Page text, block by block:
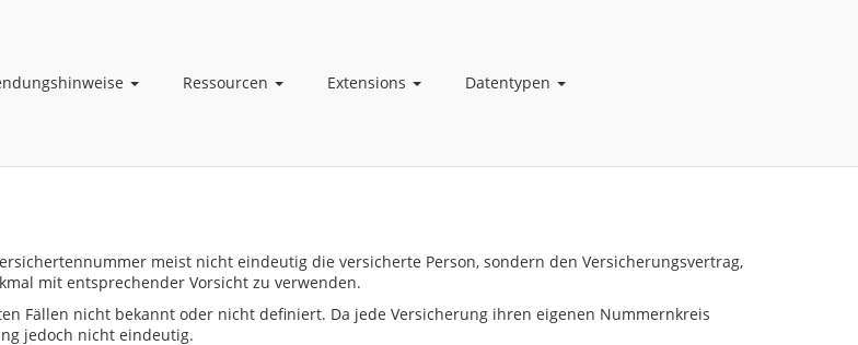
Ressourcen Extensions Datentypen
meist nicht eindeutig die versicherte Person, sondern den Versicherungsvertrag,
mit entsprechender Vorsicht zu verwenden.
Fällen nicht bekannt oder nicht definiert. Da jede Versicherung ihren eigenen Nummernkreis
jedoch nicht eindeutig.